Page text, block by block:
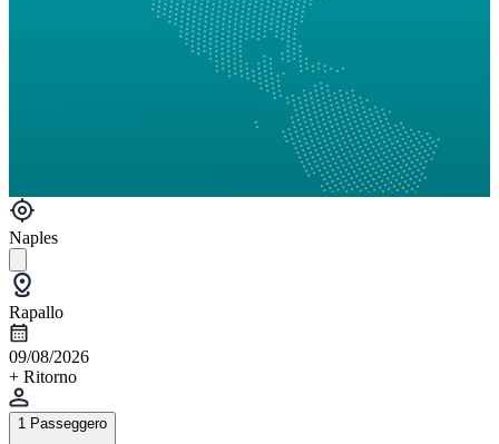
Naples
Rapallo
09/08/2026
+ Ritorno
1 Passeggero